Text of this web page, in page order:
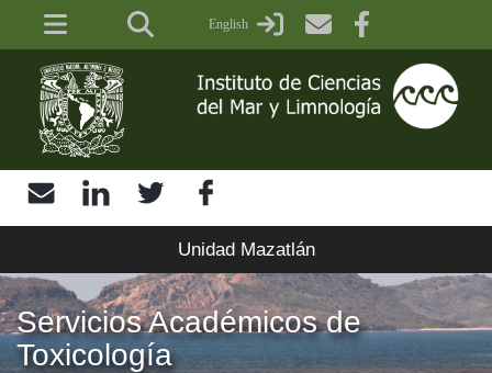
English
Unidad Mazatlán
Servicios Académicos de
Toxicología